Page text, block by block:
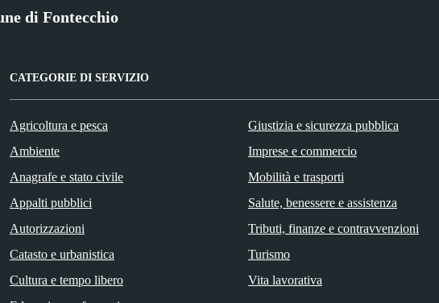
di Fontecchio
CATEGORIE DI SERVIZIO
Agricoltura e pesca
Ambiente
Anagrafe e stato civile
Appalti pubblici
Autorizzazioni
Catasto e urbanistica
Cultura e tempo libero
Giustizia e sicurezza pubblica
Imprese e commercio
Mobilità e trasporti
Salute, benessere e assistenza
Tributi, finanze e contravvenzioni
Turismo
Vita lavorativa